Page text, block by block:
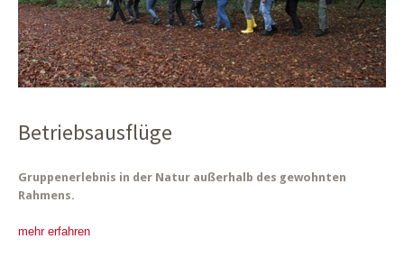
Betriebsausflüge
Gruppenerlebnis in der Natur außerhalb des gewohnten
Rahmens.
mehr erfahren